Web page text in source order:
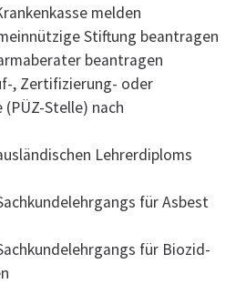
melden
Stiftung beantragen
beantragen
, Zertifizierung- oder
Stelle) nach
Lehrerdiploms
für Asbest
für Biozid-